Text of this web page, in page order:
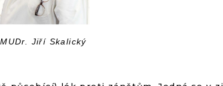
MUDr. Jiří Skalický